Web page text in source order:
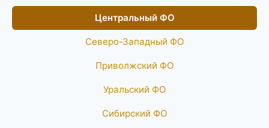
Центральный ФО
Северо-Западный ФО
Приволжский ФО
Уральский ФО
Сибирский ФО